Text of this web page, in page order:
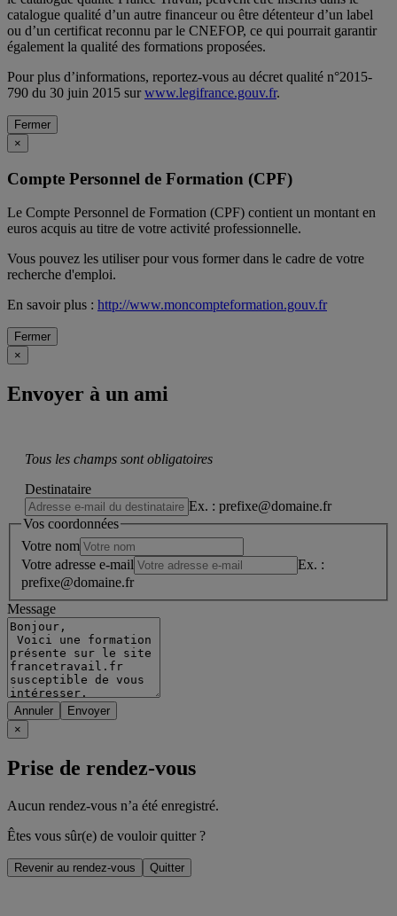
catalogue qualité d’un autre financeur ou être détenteur d’un label
ou d’un certificat reconnu par le CNEFOP, ce qui pourrait garantir
également la qualité des formations proposées.
Pour plus d’informations, reportez-vous au décret qualité n°2015-
790 du 30 juin 2015 surwww.legifrance.gouv.fr.
Fermer
×
Compte Personnel de Formation (CPF)
Le Compte Personnel de Formation (CPF) contient un montant en
euros acquis au titre de votre activité professionnelle.
Vous pouvez les utiliser pour vous former dans le cadre de votre
recherche d'emploi.
En savoir plus : http://www.moncompteformation.gouv.fr
Fermer
×
Envoyer à un ami
Tous les champs sont obligatoires
Destinataire
Ex. : prefixe@domaine.fr
Vos coordonnées
Votre nom
Votre adresse e-mail
Ex. :
prefixe@domaine.fr
Message
Annuler
×
Prise de rendez-vous
Aucun rendez-vous n’a été enregistré.
Êtes vous sûr(e) de vouloir quitter ?
Revenir au rendez-vous Quitter